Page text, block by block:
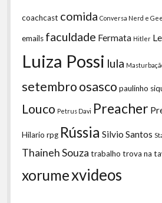
coachcast comida Conversa Nerd e
emails faculdade Fermata Hitler
Luiza Possi lula
setembroosasco paulinho
Louco Petrus Davi Preacher
Hilario rpg Rússia Silvio Santos
Thaineh Souza trabalho trova na
xorumexvideos